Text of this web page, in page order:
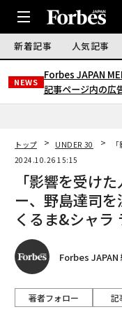
新着記事 人気記事
NEWS
Forbes JAPAN
記事ページ内の広
トップ UNDER 30
2024.10.26 15:15
「影響を受け
ー、野島達司
くるま&シャラ
Forbes JAPAN
著者フォロー 記